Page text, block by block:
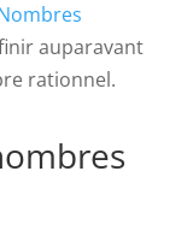
auparavant
rationnel.